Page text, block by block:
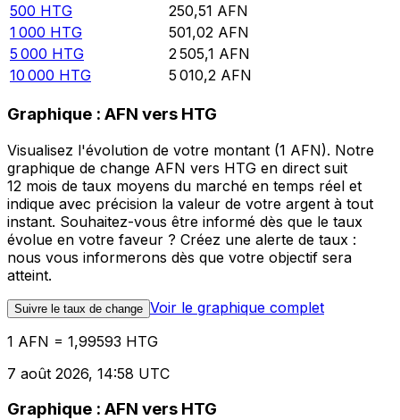
500 HTG 250,51 AFN
1 000 HTG 501,02 AFN
5 000 HTG 2 505,1 AFN
10 000 HTG 5 010,2 AFN
Graphique : AFN vers HTG
Visualisez l'évolution de votre montant (1 AFN). Notre
graphique de change AFN vers HTG en direct suit
12 mois de taux moyens du marché en temps réel et
indique avec précision la valeur de votre argent à tout
instant. Souhaitez-vous être informé dès que le taux
évolue en votre faveur ? Créez une alerte de taux :
nous vous informerons dès que votre objectif sera
atteint.
Suivre le taux de change Voir le graphique complet
1 AFN = 1,99593 HTG
7 août 2026, 14:58 UTC
Graphique : AFN vers HTG